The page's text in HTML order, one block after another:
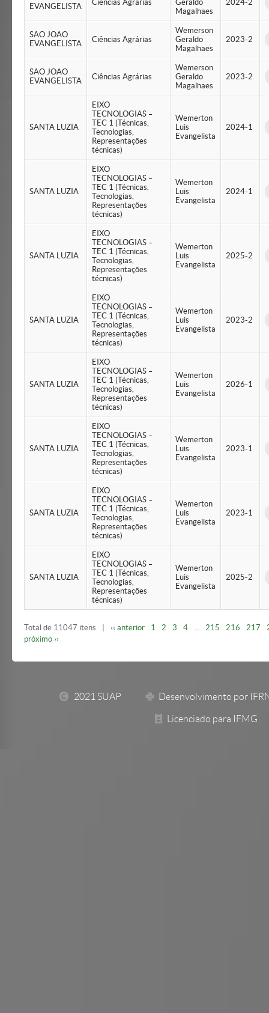
EVANGELISTA
Ciências Agrárias
Geraldo
Magalhaes
2024-2
SAO JOAO
EVANGELISTA
Ciências Agrárias
Wemerson
Geraldo
Magalhaes
2023-2
SAO JOAO
EVANGELISTA
Ciências Agrárias
Wemerson
Geraldo
Magalhaes
2023-2
SANTA LUZIA
EIXO
TECNOLOGIAS –
TEC 1 (Técnicas,
Tecnologias,
Representações
técnicas)
Wemerton
Luis
Evangelista
2024-1
SANTA LUZIA
EIXO
TECNOLOGIAS –
TEC 1 (Técnicas,
Tecnologias,
Representações
técnicas)
Wemerton
Luis
Evangelista
2024-1
SANTA LUZIA
EIXO
TECNOLOGIAS –
TEC 1 (Técnicas,
Tecnologias,
Representações
técnicas)
Wemerton
Luis
Evangelista
2025-2
SANTA LUZIA
EIXO
TECNOLOGIAS –
TEC 1 (Técnicas,
Tecnologias,
Representações
técnicas)
Wemerton
Luis
Evangelista
2023-2
SANTA LUZIA
EIXO
TECNOLOGIAS –
TEC 1 (Técnicas,
Tecnologias,
Representações
técnicas)
Wemerton
Luis
Evangelista
2026-1
SANTA LUZIA
EIXO
TECNOLOGIAS –
TEC 1 (Técnicas,
Tecnologias,
Representações
técnicas)
Wemerton
Luis
Evangelista
2023-1
SANTA LUZIA
EIXO
TECNOLOGIAS –
TEC 1 (Técnicas,
Tecnologias,
Representações
técnicas)
Wemerton
Luis
Evangelista
2023-1
SANTA LUZIA
EIXO
TECNOLOGIAS –
TEC 1 (Técnicas,
Tecnologias,
Representações
técnicas)
Wemerton
Luis
Evangelista
2025-2
Total de 11047 itens ‹‹ anterior 1 2 3 4 ... 215 216 217
próximo ››
2021 SUAP Desenvolvimento por
Licenciado para IFMG